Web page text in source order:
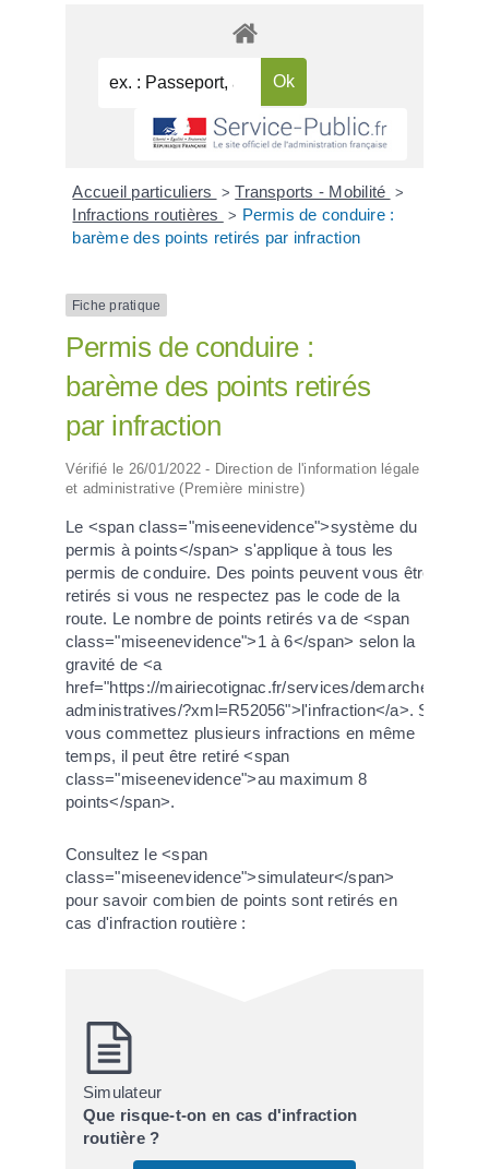
Accueil particuliers > Transports - Mobilité >
Infractions routières > Permis de conduire :
barème des points retirés par infraction
Fiche pratique
Permis de conduire :
barème des points retirés
par infraction
Vérifié le 26/01/2022 - Direction de l'information légale
et administrative (Première ministre)
Le <span class="miseenevidence">système du
permis à points</span> s'applique à tous les
permis de conduire. Des points peuvent vous être
retirés si vous ne respectez pas le code de la
route. Le nombre de points retirés va de <span
class="miseenevidence">1 à 6</span> selon la
gravité de <a
href="https://mairiecotignac.fr/services/demarches-
administratives/?xml=R52056">l'infraction</a>. Si
vous commettez plusieurs infractions en même
temps, il peut être retiré <span
class="miseenevidence">au maximum 8
points</span>.
Consultez le <span
class="miseenevidence">simulateur</span>
pour savoir combien de points sont retirés en
cas d'infraction routière :
Simulateur
Que risque-t-on en cas d'infraction
routière ?